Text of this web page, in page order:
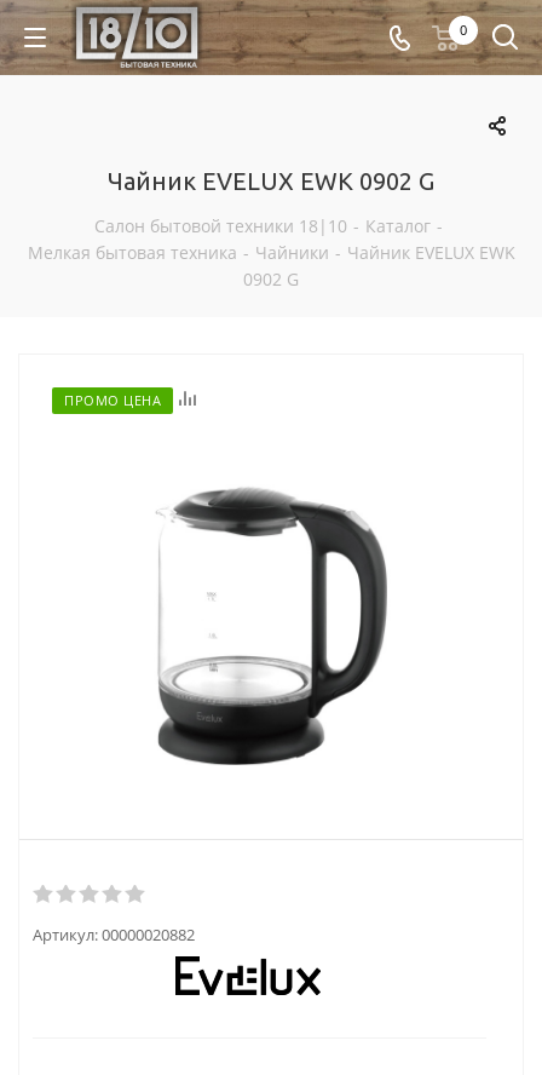
0
Чайник EVELUX EWK 0902 G
Салон бытовой техники 18|10 - Каталог -
Мелкая бытовая техника - Чайники - Чайник EVELUX EWK
0902 G
ПРОМО ЦЕНА
Отложить
Артикул:00000020882